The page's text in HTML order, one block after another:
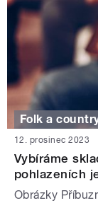
Folk a
12. prosinec 2023
Vybíráme
pohlazeních
Obrázky